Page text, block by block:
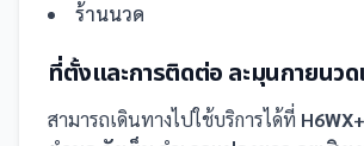
ร้านนวด
ที่ตั้งและการติดต่อ ละมุนกายนว
สามารถเดินทางไปใช้บริการได้ที่